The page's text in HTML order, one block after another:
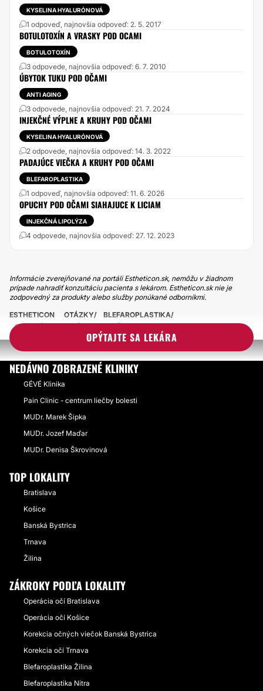
KYSELINA HYALURÓNOVÁ
1 odpoveď, najnovšia odpoveď: 2. 5. 2017
BOTULOTOXÍN A VRASKY POD OCAMI
BOTULOTOXÍN
3 odpovede, najnovšia odpoveď: 6. 7. 2010
ÚBYTOK TUKU POD OČAMI
ANTI AGING
3 odpovede, najnovšia odpoveď: 21. 7. 2024
INJEKČNÉ VÝPLNE A KRUHY POD OČAMI
KYSELINA HYALURÓNOVÁ
2 odpovede, najnovšia odpoveď: 14. 3. 2022
PADAJÚCE VIEČKA A KRUHY POD OČAMI
BLEFAROPLASTIKA
1 odpoveď, najnovšia odpoveď: 11. 6. 2026
OPUCHY POD OČAMI SIAHAJUCE K LICIAM
INJEKČNÁ LIPOLÝZA
4 odpovede, najnovšia odpoveď: 27. 12. 2023
Informácie zverejňované na portáli Estheticon.sk, nemôžu v žiadnom
prípade nahradiť konzultáciu pacienta s lekárom. Estheticon.sk nie je
zodpovedný za produkty alebo služby ponúkané odborníkmi.
OPÝTAJTE SA LEKÁRA
ESTHETICON OTÁZKY
BLEFAROPLASTIKA
ODSTRÁNENIE VAČKOV OD OČAMI
NEDÁVNO ZOBRAZENÉ KLINIKY
GÉVÉ Klinika
Pain Clinic - centrum liečby bolesti
MUDr. Marek Šipka
MUDr. Jozef Maďar
MUDr. Denisa Škrovinová
TOP LOKALITY
Bratislava
Košice
Banská Bystrica
Trnava
Žilina
ZÁKROKY PODĽA LOKALITY
Operácia očí Bratislava
Operácia očí Košice
Korekcia očných viečok Banská Bystrica
Korekcia očí Trnava
Blefaroplastika Žilina
Blefaroplastika Nitra